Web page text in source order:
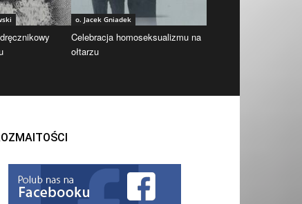
o. Jacek Gniadek
Celebracja homoseksualizmu na
ołtarzu